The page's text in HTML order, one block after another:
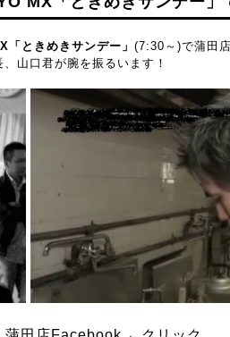
「ときめきサンデー」 (7:30～)で蒲田
山口君が腕を振るいます！